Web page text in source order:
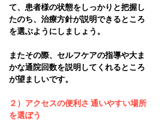
て、患者様の状態をしっかりと把握し
たのち、治療方針が説明できるところ
を選ぶようにしましょう。
またその際、セルフケアの指導や大ま
かな通院回数を説明してくれるところ
が望ましいです。
２）アクセスの便利さ 通いやすい場所
を選ぼう